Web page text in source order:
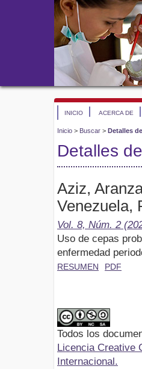
INICIO ACERCA DE
Inicio > Buscar > Detalles
Detalles
Aziz,
Venezuela,
Vol. 8, Núm. 2
Uso de cepas
enfermedad
RESUMEN PDF
Todos los
Licencia Creative
Internacional.